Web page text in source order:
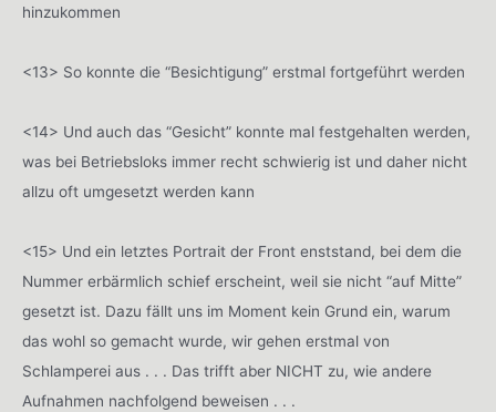
hinzukommen
<13> So konnte die “Besichtigung” erstmal fortgeführt werden
<14> Und auch das “Gesicht” konnte mal festgehalten werden,
was bei Betriebsloks immer recht schwierig ist und daher nicht
allzu oft umgesetzt werden kann
<15> Und ein letztes Portrait der Front enststand, bei dem die
Nummer erbärmlich schief erscheint, weil sie nicht “auf Mitte”
gesetzt ist. Dazu fällt uns im Moment kein Grund ein, warum
das wohl so gemacht wurde, wir gehen erstmal von
Schlamperei aus . . . Das trifft aber NICHT zu, wie andere
Aufnahmen nachfolgend beweisen . . .